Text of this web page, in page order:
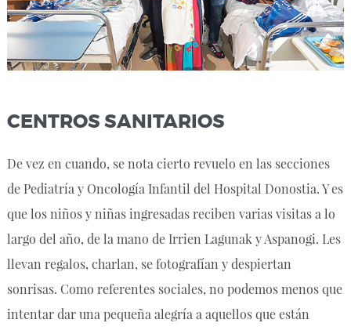
CENTROS SANITARIOS
De vez en cuando, se nota cierto revuelo en las secciones
de Pediatría y Oncología Infantil del Hospital Donostia. Y es
que los niños y niñas ingresadas reciben varias visitas a lo
largo del año, de la mano de Irrien Lagunak y Aspanogi. Les
llevan regalos, charlan, se fotografían y despiertan
sonrisas. Como referentes sociales, no podemos menos que
intentar dar una pequeña alegría a aquellos que están